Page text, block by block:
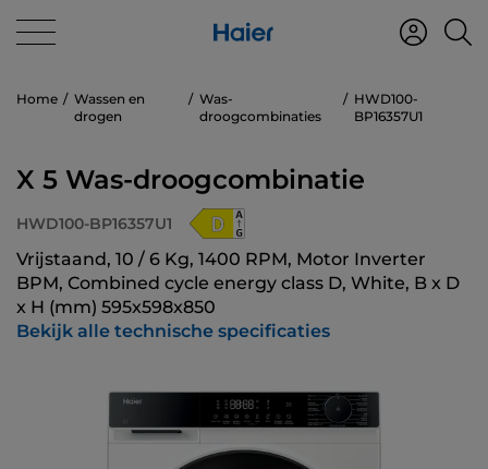
Home
Wassen en
drogen
Was-
droogcombinaties
HWD100-
BP16357U1
X 5 Was-droogcombinatie
HWD100-BP16357U1
Vrijstaand, 10 / 6 Kg, 1400 RPM, Motor Inverter
BPM, Combined cycle energy class D, White, B x D
x H (mm) 595x598x850
Bekijk alle technische specificaties